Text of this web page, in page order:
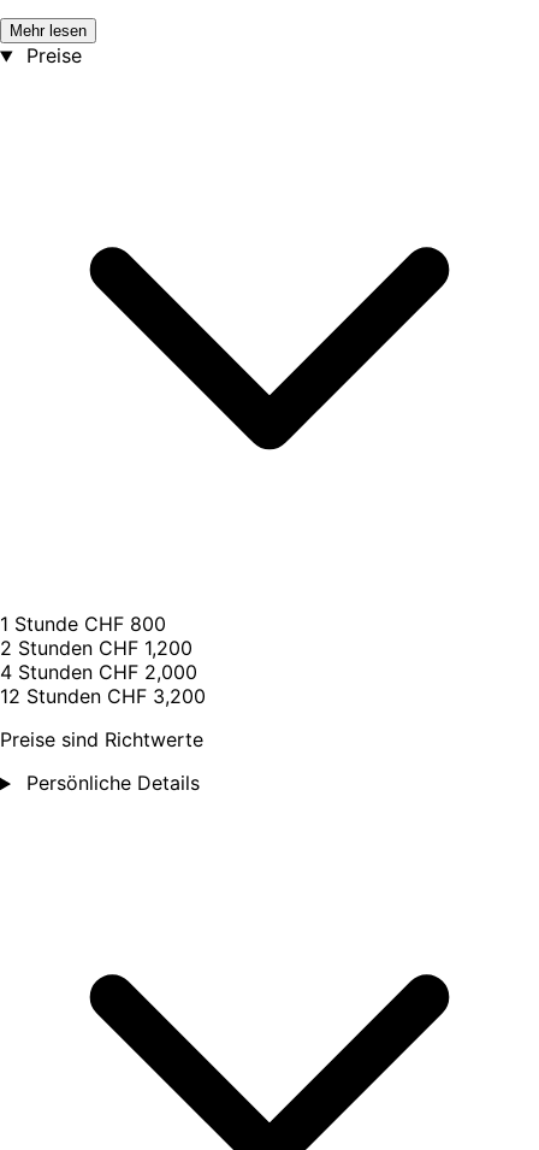
Mehr lesen
Preise
1 Stunde CHF 800
2 Stunden CHF 1,200
4 Stunden CHF 2,000
12 Stunden CHF 3,200
Preise sind Richtwerte
Persönliche Details